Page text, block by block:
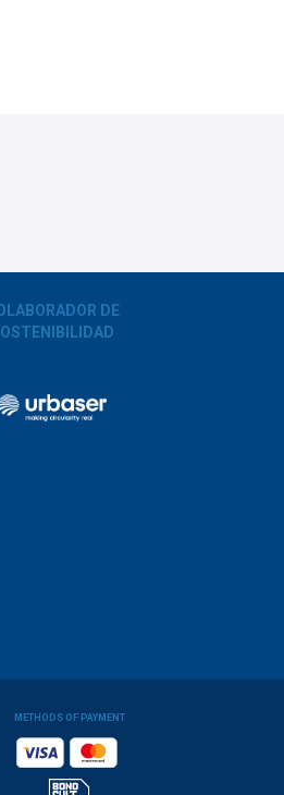
DE
METHODS OF PAYMENT